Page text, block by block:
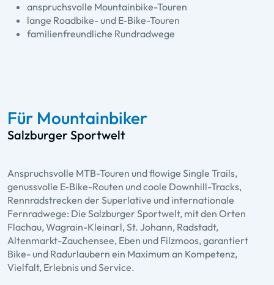
anspruchsvolle Mountainbike-Touren
lange Roadbike- und E-Bike-Touren
familienfreundliche Rundradwege
Für Mountainbiker
Salzburger Sportwelt
Anspruchsvolle MTB-Touren und flowige Single Trails,
genussvolle E-Bike-Routen und coole Downhill-Tracks,
Rennradstrecken der Superlative und internationale
Fernradwege: Die Salzburger Sportwelt, mit den Orten
Flachau, Wagrain-Kleinarl, St. Johann, Radstadt,
Altenmarkt-Zauchensee, Eben und Filzmoos, garantiert
Bike- und Radurlaubern ein Maximum an Kompetenz,
Vielfalt, Erlebnis und Service.